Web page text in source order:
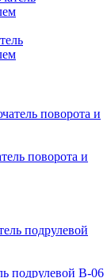
поворота и
подрулевой В-06